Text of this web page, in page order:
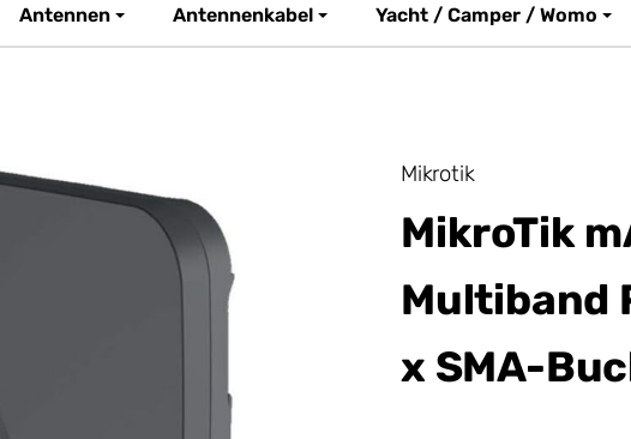
Antennen Antennenkabel Yacht / Camper / Womo
Mikrotik
MikroTik
Multiband
x SMA-